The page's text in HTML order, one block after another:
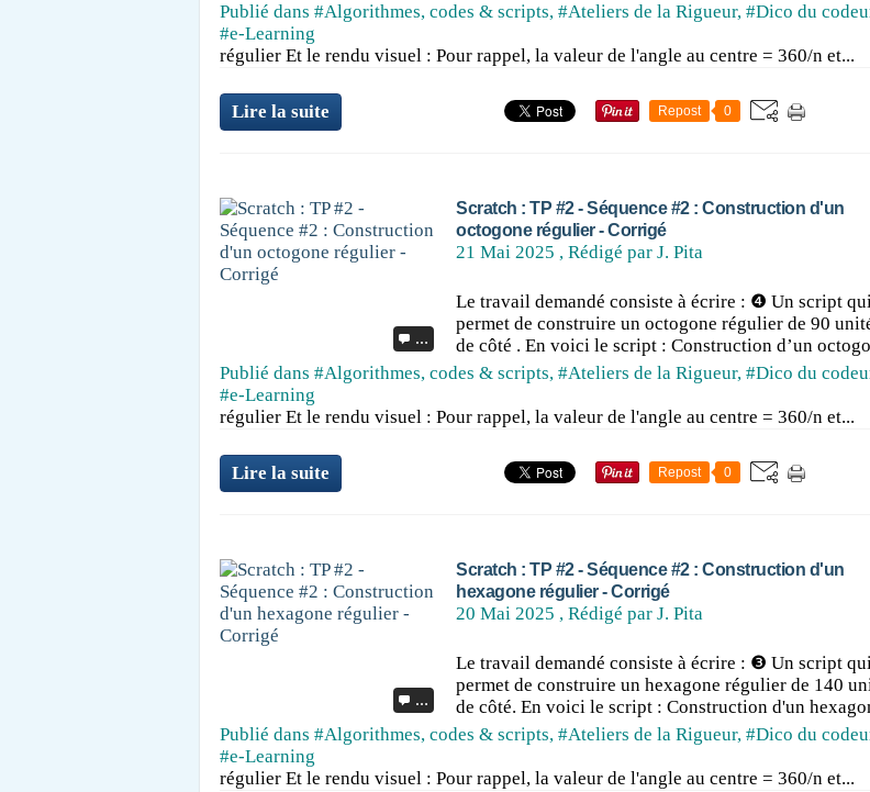
Publié dans #Algorithmes, codes & scripts, #Ateliers de la Rigueur, #Dico du
#e-Learning
régulier Et le rendu visuel : Pour rappel, la valeur de l'angle au centre = 360/n et...
Lire la suite Repost 0
…
Scratch : TP #2 - Séquence #2 : Construction d'un
octogone régulier - Corrigé
21 Mai 2025 , Rédigé par J. Pita
Publié dans #Algorithmes, codes & scripts, #Ateliers de la Rigueur, #Dico du
#e-Learning
Le travail demandé consiste à écrire : ❹ Un script
permet de construire un octogone régulier de 90
de côté . En voici le script : Construction d’un
régulier Et le rendu visuel : Pour rappel, la valeur de l'angle au centre = 360/n et...
Lire la suite Repost 0
…
Scratch : TP #2 - Séquence #2 : Construction d'un
hexagone régulier - Corrigé
20 Mai 2025 , Rédigé par J. Pita
Publié dans #Algorithmes, codes & scripts, #Ateliers de la Rigueur, #Dico du
#e-Learning
Le travail demandé consiste à écrire : ❸ Un script
permet de construire un hexagone régulier de 140
de côté. En voici le script : Construction d'un
régulier Et le rendu visuel : Pour rappel, la valeur de l'angle au centre = 360/n et...